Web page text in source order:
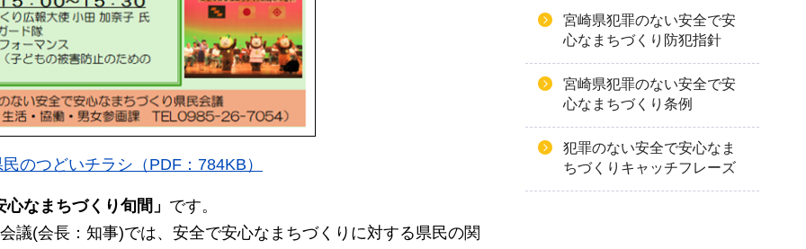
のつどいチラシ（PDF：784KB）
なまちづくり旬間」 です。
議(会長：知事)では、安全で安心なまちづくりに対する県民の関
宮崎県犯罪のない安全で安
心なまちづくり防犯指針
宮崎県犯罪のない安全で安
心なまちづくり条例
犯罪のない安全で安心なま
ちづくりキャッチフレーズ